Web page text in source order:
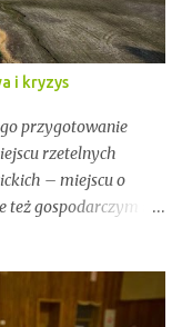
i kryzys
przygotowanie
rzetelnych
– miejscu o
gospodarczym i
latach stały
napięć i realnych